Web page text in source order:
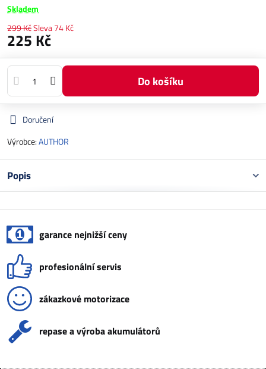
Skladem
299 KčSleva74 Kč
225 Kč
Do košíku
Doručení
Výrobce:AUTHOR
Popis
garance nejnižší ceny
profesionální servis
zákazkové motorizace
repase a výroba akumulátorů